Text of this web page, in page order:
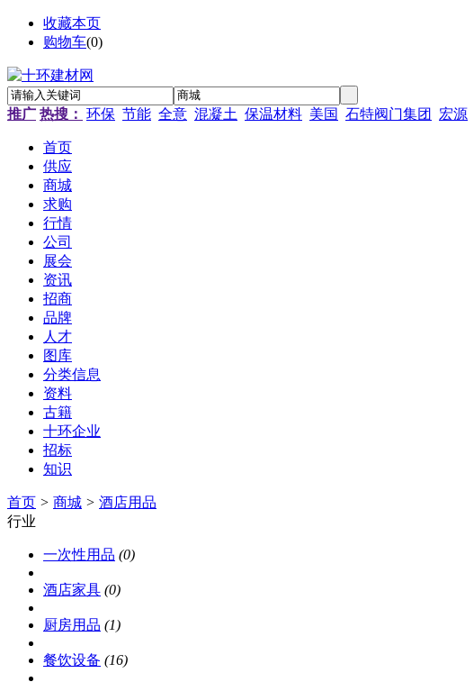
收藏本页
购物车(0)
推广 热搜： 环保 节能 全意 混凝土 保温材料 美国 石特阀门集团 宏源
首页
供应
商城
求购
行情
公司
展会
资讯
招商
品牌
人才
图库
分类信息
资料
古籍
十环企业
招标
知识
首页 > 商城 > 酒店用品
行业
一次性用品 (0)
酒店家具 (0)
厨房用品 (1)
餐饮设备 (16)